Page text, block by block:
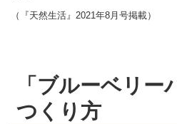
（『天然生活』2021年8月号掲載）
「ブルーベリー
つくり方